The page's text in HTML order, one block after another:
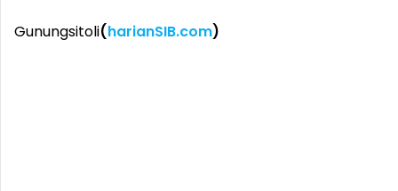
Gunungsitoli(harianSIB.com)